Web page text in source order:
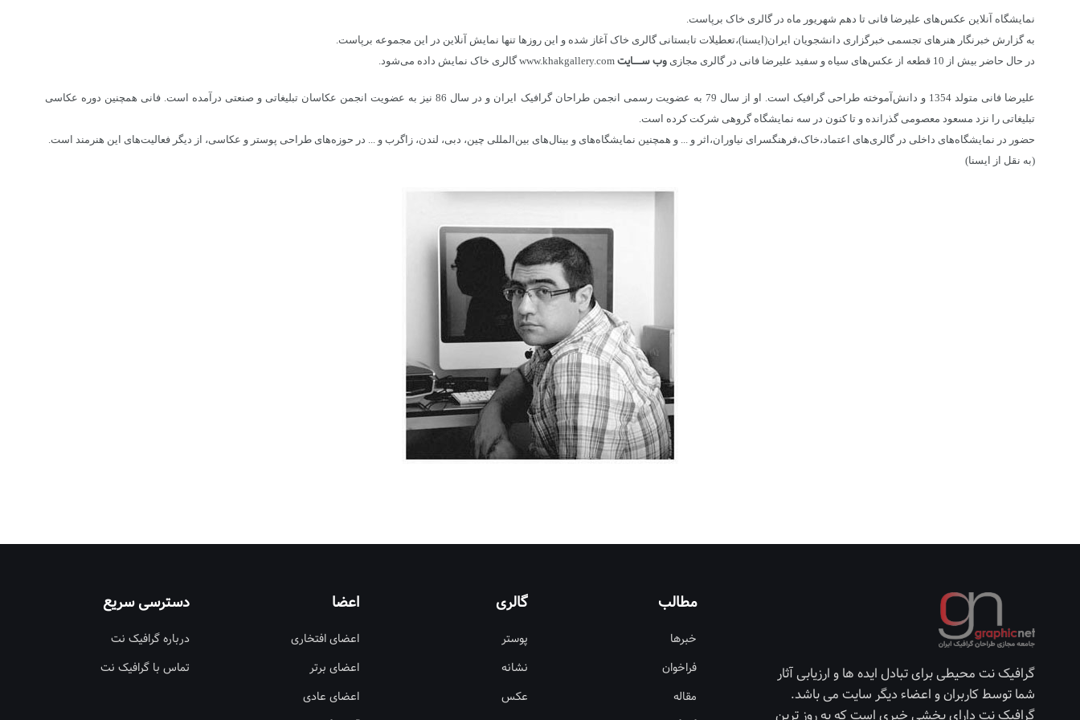
نمایشگاه آنلاین عکس‌های علیرضا فانی تا دهم شهریور ماه در گالری خاک برپاست.
به گزارش خبرنگار هنرهای تجسمی خبرگزاری دانشجویان ایران(ایسنا)،تعطیلات تابستانی گالری خاک آغاز شده و این روزها تنها نمایش آنلاین در این مجموعه برپاست.
در حال حاضر بیش از 10 قطعه از عکس‌های سیاه و سفید علیرضا فانی در گالری مجازی
وب ســـــایت
علیرضا فانی متولد 1354 و دانش‌آموخته طراحی گرافیک است. او از سال 79 به عضویت رسمی انجمن طراحان گرافیک ایران و در سال 86 نیز به عضویت انجمن عکاسان تبلیغاتی و صنعتی درآمده است. فانی همچنین دوره عکاسی
تبلیغاتی را نزد مسعود معصومی گذرانده و تا کنون در سه نمایشگاه گروهی شرکت کرده است.
حضور در نمایشگاه‌های داخلی در گالری‌های اعتماد،خاک،فرهنگسرای نیاوران،اثر و ... و همچنین نمایشگاه‌های و بینال‌های بین‌المللی چین، دبی، لندن، زاگرب و ... در حوزه‌های طراحی پوستر و عکاسی، از دیگر فعالیت‌های این هنرمند است.
(به نقل از ایسنا)
گرافیک نت محیطی برای تبادل ایده ها و ارزیابی آثار
شما توسط کاربران و اعضاء دیگر سایت می باشد.
گرافیک نت دارای بخشی خبری است که به روز ترین
مطالب
خبرها
فراخوان
مقاله
گالری
پوستر
نشانه
عکس
اعضا
اعضای افتخاری
اعضای برتر
اعضای عادی
دسترسی سریع
درباره گرافیک نت
تماس با گرافیک نت